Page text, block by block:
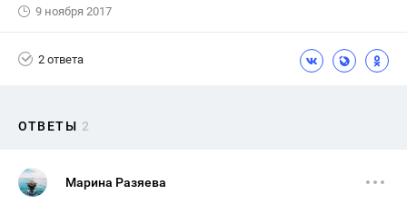
9 ноября 2017
2 ответа
ОТВЕТЫ 2
Марина Разяева